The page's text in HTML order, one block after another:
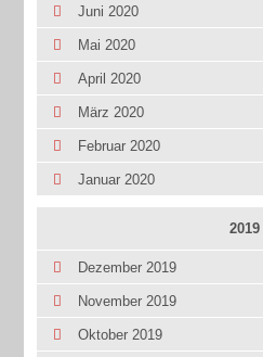
Juni 2020
Mai 2020
April 2020
März 2020
Februar 2020
Januar 2020
2019
Dezember 2019
November 2019
Oktober 2019